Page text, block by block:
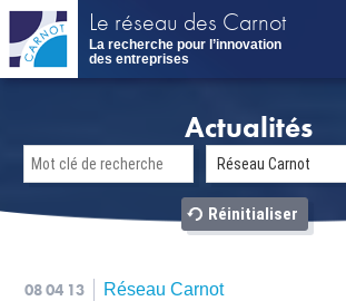
Aller
contenu
principal
Le réseau des Carnot
La recherche pour l’innovation
des entreprises
Actualités
08 04 13 Réseau Carnot